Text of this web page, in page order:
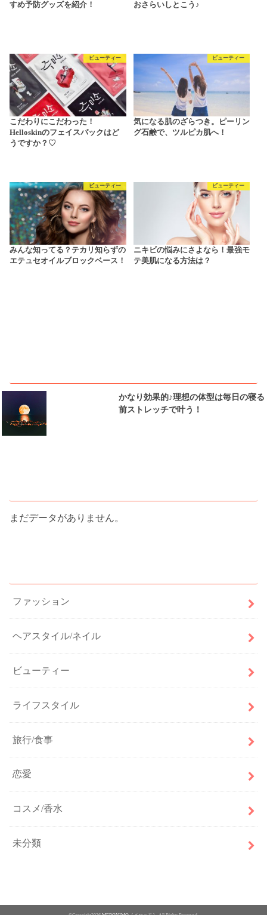
すめ予防グッズを紹介！
おさらいしとこう♪
ビューティー
こだわりにこだわった！
Helloskinのフェイスパックはど
うですか？♡
ビューティー
気になる肌のざらつき。ピーリン
グ石鹸で、ツルピカ肌へ！
ビューティー
みんな知ってる？テカリ知らずの
エテュセオイルブロックベース！
ビューティー
ニキビの悩みにさよなら！最強モ
テ美肌になる方法は？
かなり効果的♪理想の体型は毎日の寝る
前ストレッチで叶う！
まだデータがありません。
ファッション
ヘアスタイル/ネイル
ビューティー
ライフスタイル
旅行/食事
恋愛
コスメ/香水
未分類